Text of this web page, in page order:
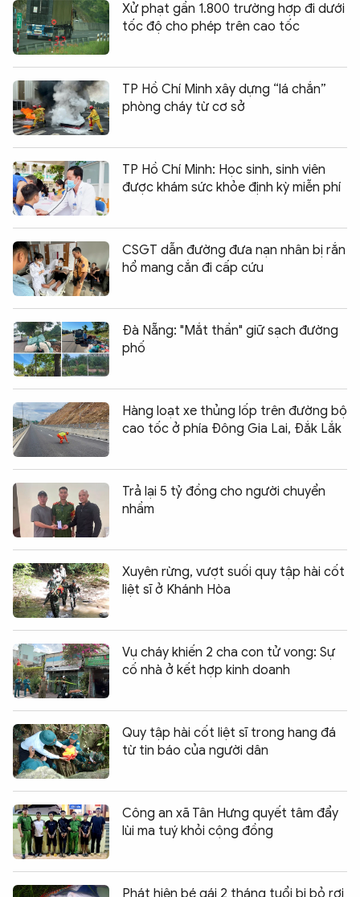
Xử phạt gần 1.800 trường hợp đi dưới
tốc độ cho phép trên cao tốc
TP Hồ Chí Minh xây dựng “lá chắn”
phòng cháy từ cơ sở
TP Hồ Chí Minh: Học sinh, sinh viên
được khám sức khỏe định kỳ miễn phí
CSGT dẫn đường đưa nạn nhân bị rắn
hổ mang cắn đi cấp cứu
Đà Nẵng: "Mắt thần" giữ sạch đường
phố
Hàng loạt xe thủng lốp trên đường bộ
cao tốc ở phía Đông Gia Lai, Đắk Lắk
Trả lại 5 tỷ đồng cho người chuyển
nhầm
Xuyên rừng, vượt suối quy tập hài cốt
liệt sĩ ở Khánh Hòa
Vụ cháy khiến 2 cha con tử vong: Sự
cố nhà ở kết hợp kinh doanh
Quy tập hài cốt liệt sĩ trong hang đá
từ tin báo của người dân
Công an xã Tân Hưng quyết tâm đẩy
lùi ma tuý khỏi cộng đồng